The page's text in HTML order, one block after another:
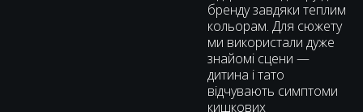
бренду завдяки теплим
кольорам. Для сюжету
ми використали дуже
знайомі сцени —
дитина і тато
відчувають симптоми
кишкових